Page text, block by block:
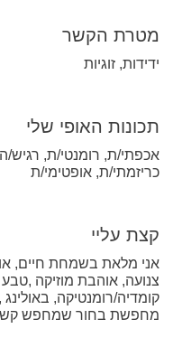
מטרת הקשר
ידידות, זוגיות
תכונות האופי שלי
אכפתי/ת, רומנטי/ת,
כריזמתי/ת, אופטימי/ת
קצת עליי
אני מלאת בשמחת חיים,
צנועה, אוהבת מוזיקה
קומדיה/רומנטיקה,
מחפשת בחור שמחפש קשר